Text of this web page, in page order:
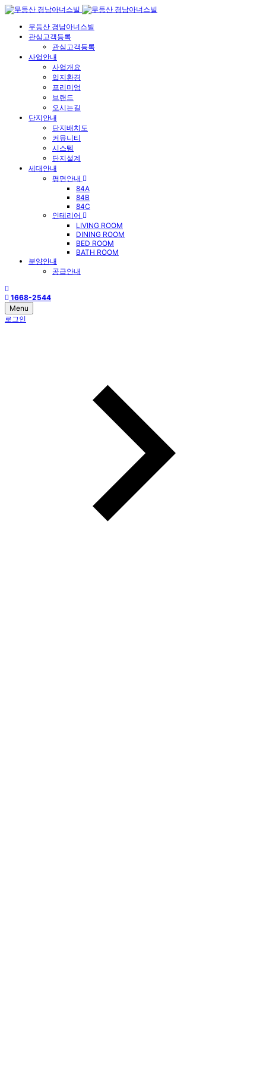
무등산 경남아너스빌
관심고객등록
관심고객등록
사업안내
사업개요
입지환경
프리미엄
브랜드
오시는길
단지안내
단지배치도
커뮤니티
시스템
단지설계
세대안내
평면안내
84A
84B
84C
인테리어
LIVING ROOM
DINING ROOM
BED ROOM
BATH ROOM
분양안내
공급안내
1668-2544
Menu
로그인